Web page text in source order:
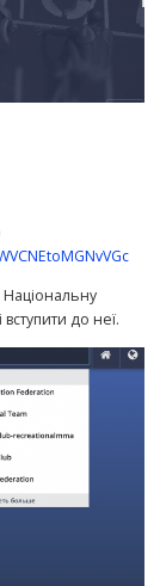
Національну
до неї.